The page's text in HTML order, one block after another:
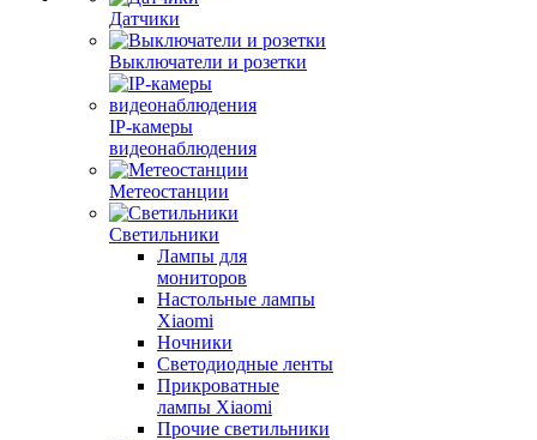
Датчики
Выключатели и розетки
IP-камеры
видеонаблюдения
Метеостанции
Светильники
Лампы для
мониторов
Настольные лампы
Xiaomi
Ночники
Светодиодные ленты
Прикроватные
лампы Xiaomi
Прочие светильники